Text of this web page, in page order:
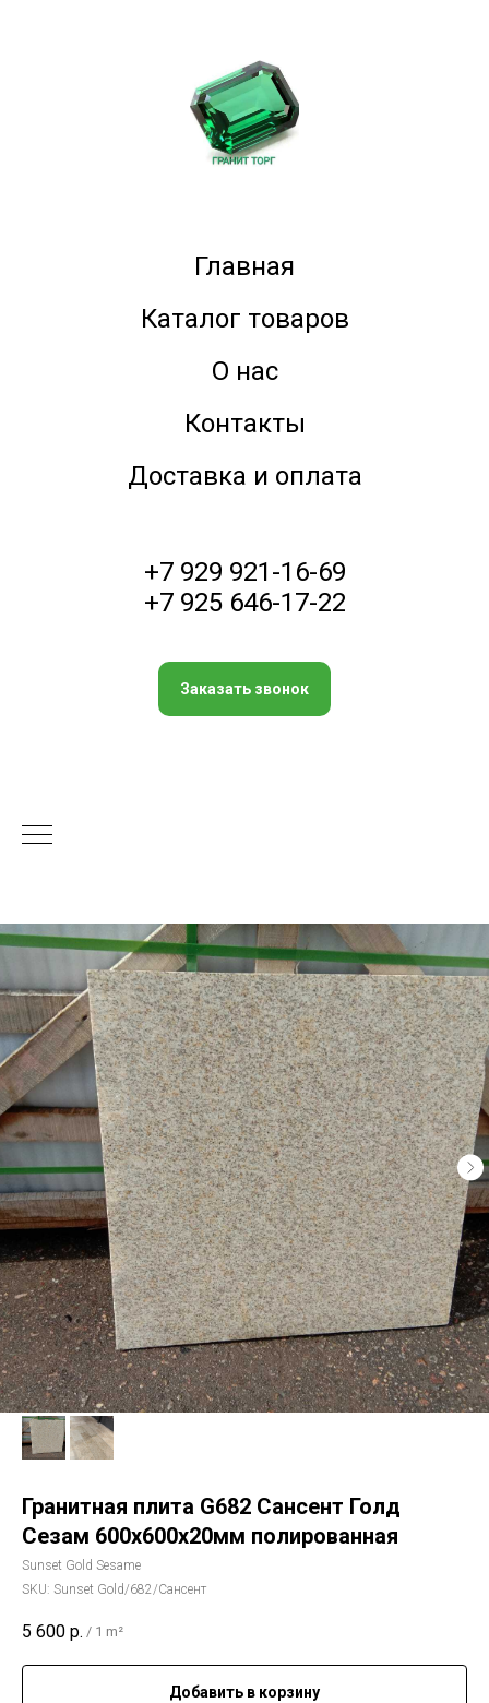
Главная
Каталог товаров
О нас
Контакты
Доставка и оплата
+7 929 921-16-69
+7 925 646-17-22
Заказать звонок
Гранитная плита G682 Сансент Голд
Сезам 600х600х20мм полированная
Sunset Gold Sesame
SKU: Sunset Gold/682/Сансент
5 600 р. / 1 m²
Добавить в корзину